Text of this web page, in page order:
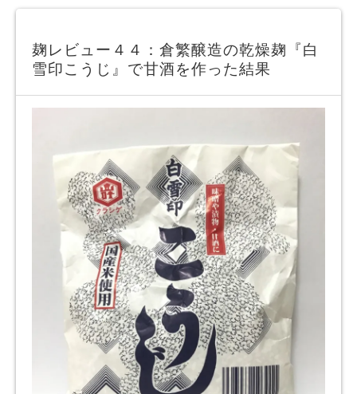
麹レビュー４４：倉繁醸造の乾燥麹『白
雪印こうじ』で甘酒を作った結果